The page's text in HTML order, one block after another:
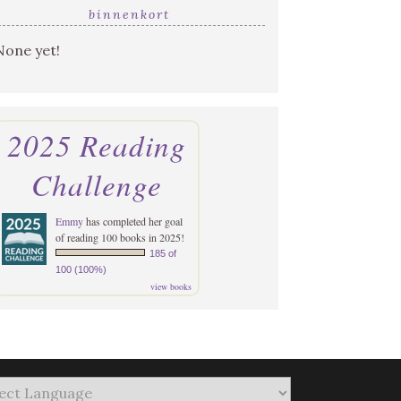
binnenkort
yet!
2025 Reading
Challenge
Emmyhas completed her goal
of reading 100 books in 2025!
185 of
100 (100%)
view books